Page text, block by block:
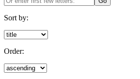
Sort by:
Order: